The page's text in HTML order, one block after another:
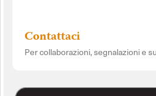
Contattaci
Per collaborazioni, segnalazioni e